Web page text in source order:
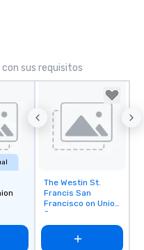
sus requisitos
Removed from
favorites
The Westin St.
Francis San
Francisco on Union
Square